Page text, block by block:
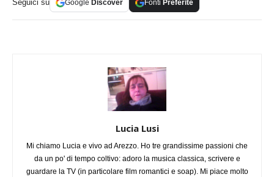
Seguici su Google Discover Fonti Preferite
Lucia Lusi
Mi chiamo Lucia e vivo ad Arezzo. Ho tre grandissime passioni che
da un po' di tempo coltivo: adoro la musica classica, scrivere e
guardare la TV (in particolare film romantici e soap). Mi piace molto